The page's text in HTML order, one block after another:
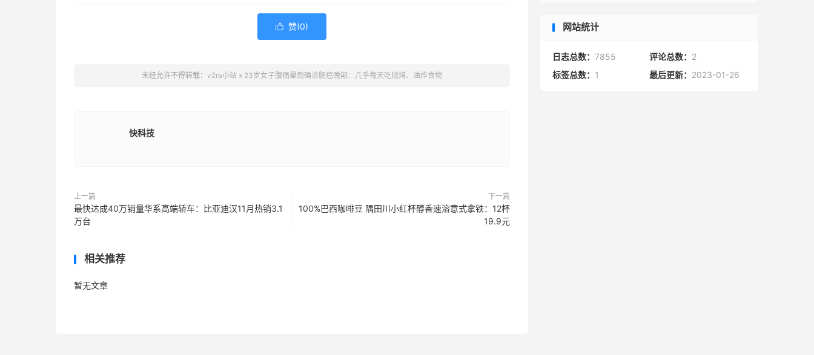
 赞(0)
未经允许不得转载： v2ra小站 » 23岁女子腹痛晕倒确诊肠癌晚期：几乎每天吃烧烤、油炸食物
快科技
上一篇
最快达成40万销量华系高端轿车：比亚迪汉11月热销3.1
万台
下一篇
100%巴西咖啡豆 隅田川小红杯醇香速溶意式拿铁：12杯
19.9元
相关推荐
暂无文章
网站统计
日志总数： 7855 评论总数： 2
标签总数： 1 最后更新： 2023-01-26